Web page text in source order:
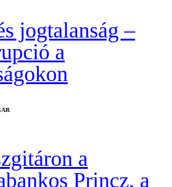
jogtalanság –
a
a
Princz, a